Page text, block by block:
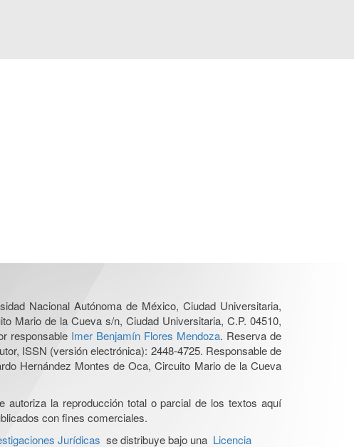
Nacional Autónoma de México, Ciudad Universitaria,
Mario de la Cueva s/n, Ciudad Universitaria, C.P. 04510,
responsable Imer Benjamín Flores Mendoza. Reserva de
ISSN (versión electrónica): 2448-4725. Responsable de
Hernández Montes de Oca, Circuito Mario de la Cueva
autoriza la reproducción total o parcial de los textos aquí
con fines comerciales.
Jurídicas se distribuye bajo una Licencia